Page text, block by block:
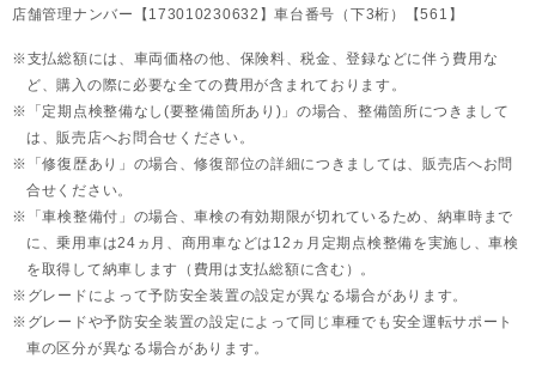
店舗管理ナンバー【173010230632】車台番号（下3桁）【561】
支払総額には、車両価格の他、保険料、税金、登録などに伴う費用な
ど、購入の際に必要な全ての費用が含まれております。
「定期点検整備なし(要整備箇所あり)」の場合、整備箇所につきまして
は、販売店へお問合せください。
「修復歴あり」の場合、修復部位の詳細につきましては、販売店へお問
合せください。
「車検整備付」の場合、車検の有効期限が切れているため、納車時まで
に、乗用車は24ヵ月、 商用車などは12ヵ月定期点検整備を実施し、車検
を取得して納車します（費用は支払総額に含む）。
グレードによって予防安全装置の設定が異なる場合があります。
グレードや予防安全装置の設定によって同じ車種でも安全運転サポート
車の区分が異なる場合があります。